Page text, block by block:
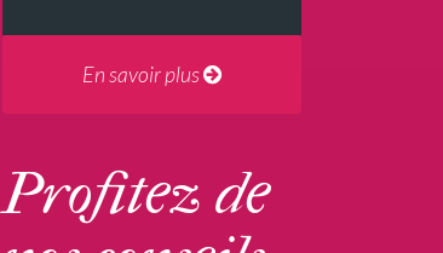
En savoir plus
Profitez de